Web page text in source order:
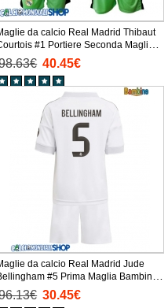
da calcio Real Madrid Thibaut
#1 Portiere Seconda Maglia
Bambino 2025-26 Manica Lunga +
Pantaloni corti)40.45€
da calcio Real Madrid Jude
#5 Prima Maglia Bambino
2025-26 Manica Corta + Pantaloni
corti)
30.45€